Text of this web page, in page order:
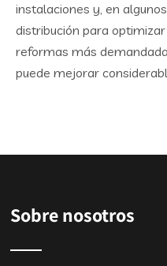
instalaciones y, en
distribución para
reformas más
puede mejorar
Sobre nosotros